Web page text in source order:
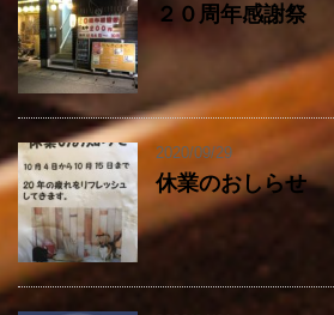
２０周年感謝祭
2020/09/29
休業のおしらせ